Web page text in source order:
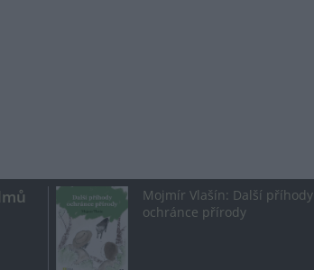
Mojmír Vlašín: Další příhody
ochránce přírody